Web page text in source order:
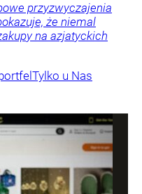
przyzwyczajenia
że niemal
na azjatyckich
Tylko u Nas